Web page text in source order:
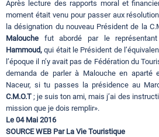
Après lecture des rapports moral et
moment était venu pour passer aux
la désignation du nouveau Président de la
Malouche fut abordé par le représentant
Hammoud, qui était le Président de
l’époque il n’y avait pas de Fédération du
demanda de parler à Malouche en
Naceur, si tu passes la présidence au
C.M.O.T ; je suis ton ami, mais j’ai des
mission que je dois remplir».
Le 04 Mai 2016
SOURCE WEB Par La Vie Touristique